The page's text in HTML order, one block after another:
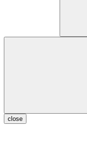
close